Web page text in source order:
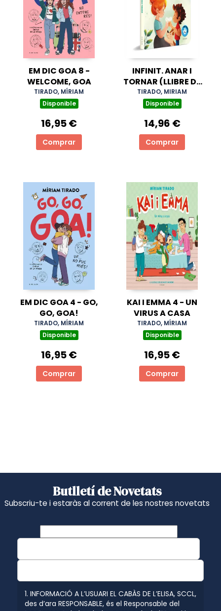
EM DIC GOA 8 -
WELCOME, GOA
TIRADO, MÍRIAM
Disponible
16,95 €
Comprar
INFINIT. ANAR I
TORNAR (LLIBRE DE
CARTÓ)
TIRADO, MIRIAM
Disponible
14,96 €
Comprar
EM DIC GOA 4 - GO,
GO, GOA!
TIRADO, MÍRIAM
Disponible
16,95 €
Comprar
KAI I EMMA 4 - UN
VIRUS A CASA
TIRADO, MÍRIAM
Disponible
16,95 €
Comprar
Butlletí de Novetats
Subscriu-te i estaràs al corrent de les nostres novetats
1. INFORMACIÓ A L’USUARI EL CABÀS DE L’ELISA, SCCL,
des d’ara RESPONSABLE, és el Responsable del